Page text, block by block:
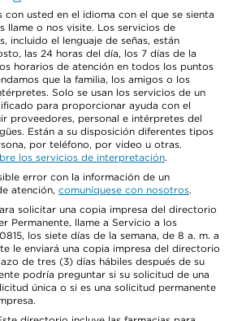
con usted en el idioma con el que se sienta
llame o nos visite. Los servicios de
incluido el lenguaje de señas, están
las 24 horas del día, los 7 días de la
horarios de atención en todos los puntos
que la familia, los amigos o los
Solo se usan los servicios de un
para proporcionar ayuda con el
proveedores, personal e intérpretes del
Están a su disposición diferentes tipos
por teléfono, por video u otras.
los servicios de interpretación.
error con la información de un
atención, comuníquese con nosotros.
solicitar una copia impresa del directorio
Permanente, llame a Servicio a los
los siete días de la semana, de 8 a. m. a
le enviará una copia impresa del directorio
de tres (3) días hábiles después de su
podría preguntar si su solicitud de una
única o si es una solicitud permanente